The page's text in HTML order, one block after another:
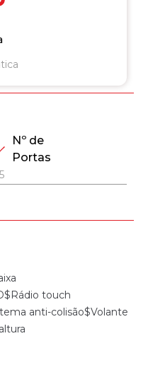
Nº de
Portas
5
touch
anti-colisão$Volante